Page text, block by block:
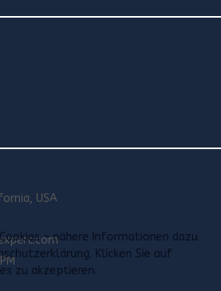
USA
– nähere Informationen dazu
Klicken Sie auf
zu akzeptieren.